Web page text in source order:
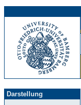
Darstellung